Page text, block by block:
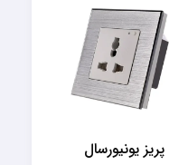
پریز یونیورسال